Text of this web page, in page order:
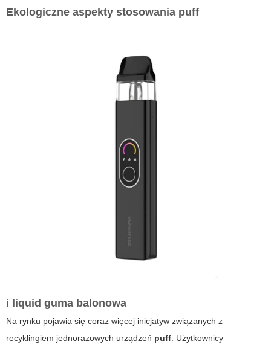
Ekologiczne aspekty stosowania puff
i liquid guma balonowa
Na rynku pojawia się coraz więcej inicjatyw związanych z
recyklingiem jednorazowych urządzeń puff. Użytkownicy